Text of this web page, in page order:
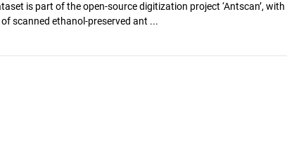
is part of the open-source digitization project ‘Antscan’, with
scanned ethanol-preserved ant ...